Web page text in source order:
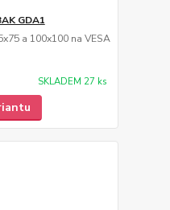
GDA1
a 100x100 na VESA
SKLADEM 27 ks